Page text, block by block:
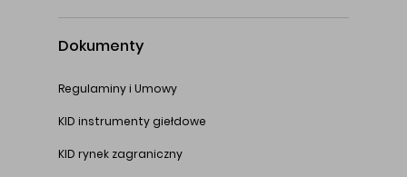
Dokumenty
Regulaminy i Umowy
KID instrumenty giełdowe
KID rynek zagraniczny